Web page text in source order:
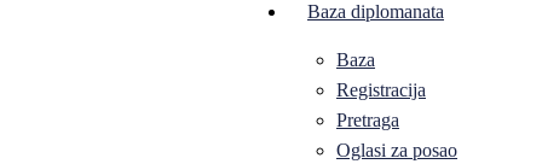
Baza diplomanata
Baza
Registracija
Pretraga
Oglasi za posao